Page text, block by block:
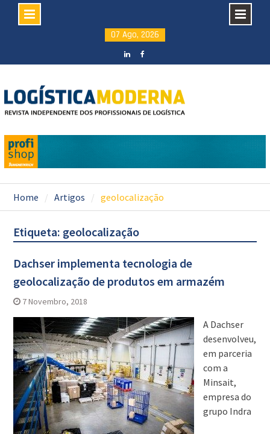
content
07 Ago, 2026
Home Artigos geolocalização
Etiqueta: geolocalização
Dachser implementa tecnologia de
geolocalização de produtos em armazém
7 Novembro, 2018
A Dachser
desenvolveu,
em parceria
com a
Minsait,
empresa do
grupo Indra